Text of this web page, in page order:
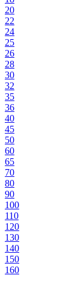
20
22
24
25
26
28
30
32
35
36
40
45
50
60
65
70
80
90
100
110
120
130
140
150
160